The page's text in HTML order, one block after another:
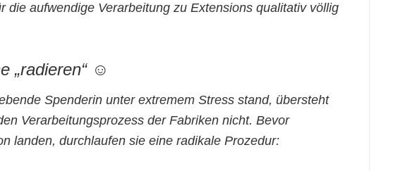
die aufwendige Verarbeitung zu Extensions qualitativ völlig
„radieren“ ☺️
Spenderin unter extremem Stress stand, übersteht
Verarbeitungsprozess der Fabriken nicht. Bevor
landen, durchlaufen sie eine radikale Prozedur: